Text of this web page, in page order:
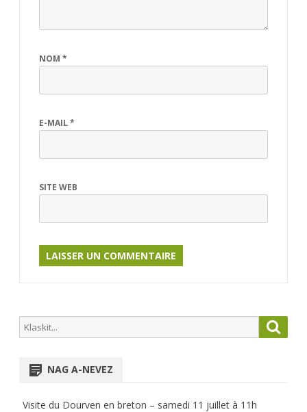
NOM *
E-MAIL*
SITE WEB
Search
for:
NAG A-NEVEZ
Visite du Dourven en breton – samedi 11 juillet à 11h